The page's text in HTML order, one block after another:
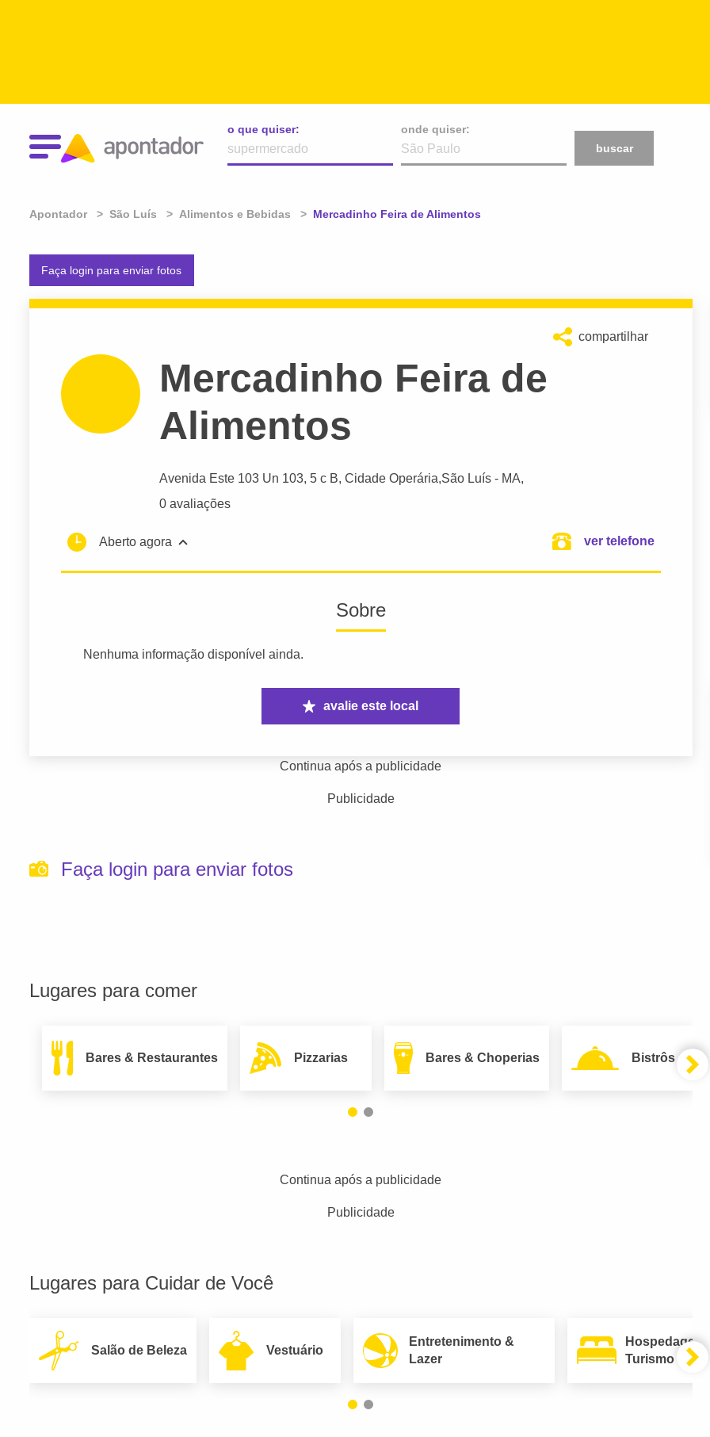
o que quiser:
onde quiser:
buscar
Apontador São Luís Alimentos e Bebidas Atual:
Mercadinho Feira de Alimentos
Faça login para enviar fotos
compartilhar
Mercadinho Feira de
Alimentos
Avenida Este 103 Un 103, 5 c B, Cidade Operária,São Luís - MA,
0 avaliações
Aberto agora ver telefone
Sobre
Nenhuma informação disponível ainda.
avalie este local
Continua após a publicidade
Publicidade
Faça login para enviar fotos
Lugares para comer
Bares & Restaurantes Pizzarias Bares & Choperias Bistrôs
Continua após a publicidade
Publicidade
Lugares para Cuidar de Você
Salão de Beleza Vestuário
Entretenimento &
Lazer
Hospedagem
Turismo